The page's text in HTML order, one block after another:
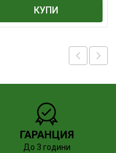
КУПИ
ГАРАНЦИЯ
До 3 години